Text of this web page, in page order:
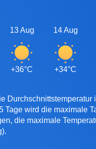
13 Aug
+36°C
14 Aug
+34°C
Durchschnittstemperatur
Tage wird die maximale
die maximale